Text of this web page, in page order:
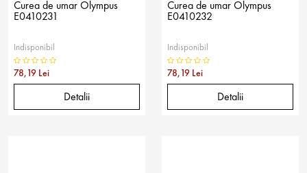
Curea de umar Olympus
E0410231
Indisponibil
78,19 Lei
Detalii
Curea de umar Olympus
E0410232
Indisponibil
78,19 Lei
Detalii